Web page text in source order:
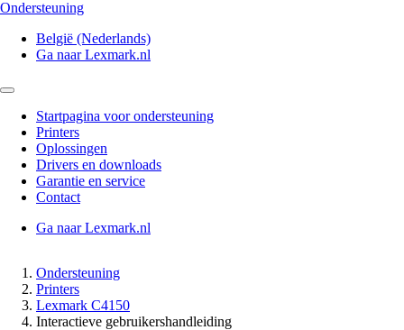
Ondersteuning
België (Nederlands)
Ga naar Lexmark.nl
Startpagina voor ondersteuning
Printers
Oplossingen
Drivers en downloads
Garantie en service
Contact
Ga naar Lexmark.nl
Ondersteuning
Printers
Lexmark C4150
Interactieve gebruikershandleiding